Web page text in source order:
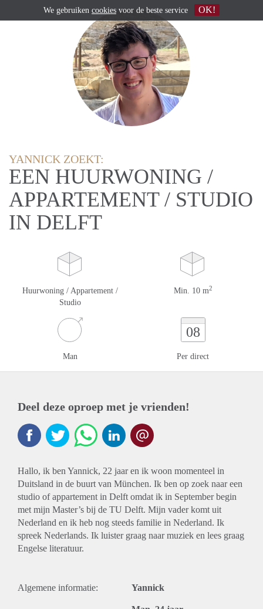
YANNICK ZOEKT:
EEN HUURWONING /
APPARTEMENT / STUDIO
IN DELFT
Huurwoning / Appartement /
Studio
Min. 10 m2
Man
08
Per direct
Deel deze oproep met je vrienden!
Hallo, ik ben Yannick, 22 jaar en ik woon momenteel in
Duitsland in de buurt van München. Ik ben op zoek naar een
studio of appartement in Delft omdat ik in September begin
met mijn Master’s bij de TU Delft. Mijn vader komt uit
Nederland en ik heb nog steeds familie in Nederland. Ik
spreek Nederlands. Ik luister graag naar muziek en lees graag
Engelse literatuur.
Algemene informatie: Yannick
We gebruiken cookies voor de beste service OK!